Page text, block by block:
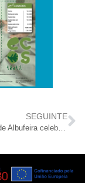
SEGUINTE
Misericórdia de Albufeira celebrou os 50 anos do 25 de abril com um programa repleto de atividades